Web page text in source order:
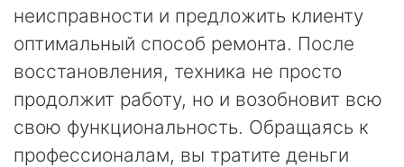
неисправности и предложить клиенту
оптимальный способ ремонта. После
восстановления, техника не просто
продолжит работу, но и возобновит всю
свою функциональность. Обращаясь к
профессионалам, вы тратите деньги